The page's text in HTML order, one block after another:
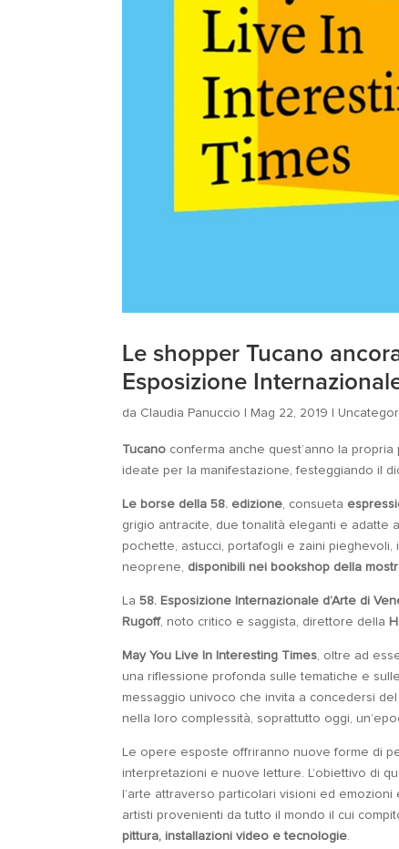
Le shopper Tucano
Esposizione
da Claudia Panuccio Mag 22, 2019
Tucano conferma anche quest’anno la propria
ideate per la manifestazione, festeggiando il
Le borse della 58. edizione, consueta
grigio antracite, due tonalità eleganti e adatte
pochette, astucci, portafogli e zaini
neoprene, disponibili nei bookshop della
La58. Esposizione Internazionale d’Arte di
Rugoff, noto critico e saggista, direttore della
May You Live In Interesting Times, oltre ad
una riflessione profonda sulle tematiche e
messaggio univoco che invita a concedersi
nella loro complessità, soprattutto oggi,
Le opere esposte offriranno nuove forme di
interpretazioni e nuove letture. L’obiettivo di
l’arte attraverso particolari visioni ed
artisti provenienti da tutto il mondo il cui
pittura, installazioni video e tecnologie.